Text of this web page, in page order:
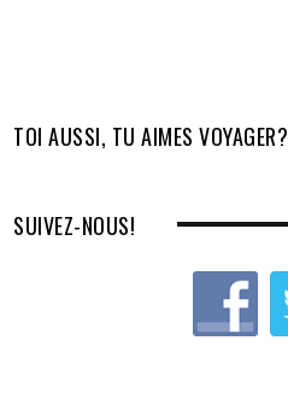
TOI AUSSI, TU AIMES VOYAGER?
SUIVEZ-NOUS!